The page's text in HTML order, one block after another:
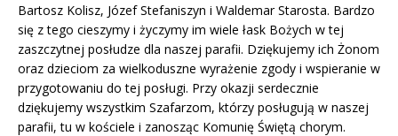
Bartosz Kolisz, Józef Stefaniszyn i Waldemar Starosta. Bardzo
się z tego cieszymy i życzymy im wiele łask Bożych w tej
zaszczytnej posłudze dla naszej parafii. Dziękujemy ich Żonom
oraz dzieciom za wielkoduszne wyrażenie zgody i wspieranie w
przygotowaniu do tej posługi. Przy okazji serdecznie
dziękujemy wszystkim Szafarzom, którzy posługują w naszej
parafii, tu w kościele i zanosząc Komunię Świętą chorym.